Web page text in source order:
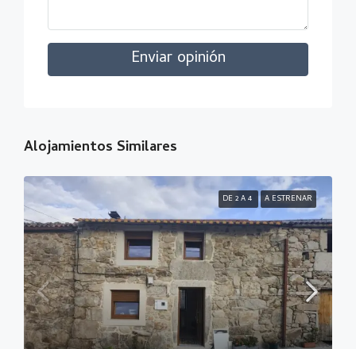
Enviar opinión
Alojamientos Similares
DE 2 A 4 A ESTRENAR